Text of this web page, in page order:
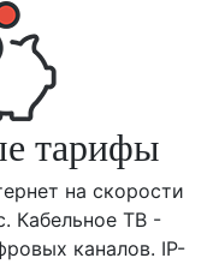
тарифы
на скорости
Кабельное ТВ -
каналов. IP-